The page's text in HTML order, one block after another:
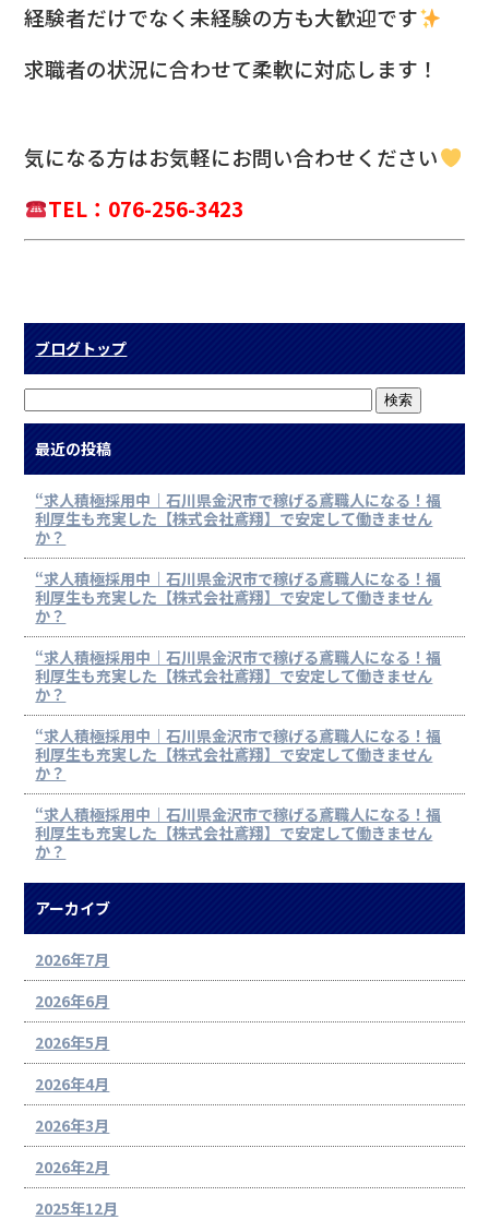
経験者だけでなく未経験の方も大歓迎です
求職者の状況に合わせて柔軟に対応します！
気になる方はお気軽にお問い合わせください
TEL：076-256-3423
ブログトップ
最近の投稿
“求人積極採用中｜石川県金沢市で稼げる鳶職人になる！福
利厚生も充実した【株式会社鳶翔】で安定して働きません
か？
“求人積極採用中｜石川県金沢市で稼げる鳶職人になる！福
利厚生も充実した【株式会社鳶翔】で安定して働きません
か？
“求人積極採用中｜石川県金沢市で稼げる鳶職人になる！福
利厚生も充実した【株式会社鳶翔】で安定して働きません
か？
“求人積極採用中｜石川県金沢市で稼げる鳶職人になる！福
利厚生も充実した【株式会社鳶翔】で安定して働きません
か？
“求人積極採用中｜石川県金沢市で稼げる鳶職人になる！福
利厚生も充実した【株式会社鳶翔】で安定して働きません
か？
アーカイブ
2026年7月
2026年6月
2026年5月
2026年4月
2026年3月
2026年2月
2025年12月